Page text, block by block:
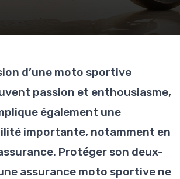
d’une moto sportive
passion et enthousiasme,
également une
importante, notamment en
Protéger son deux-
assurance moto sportive ne